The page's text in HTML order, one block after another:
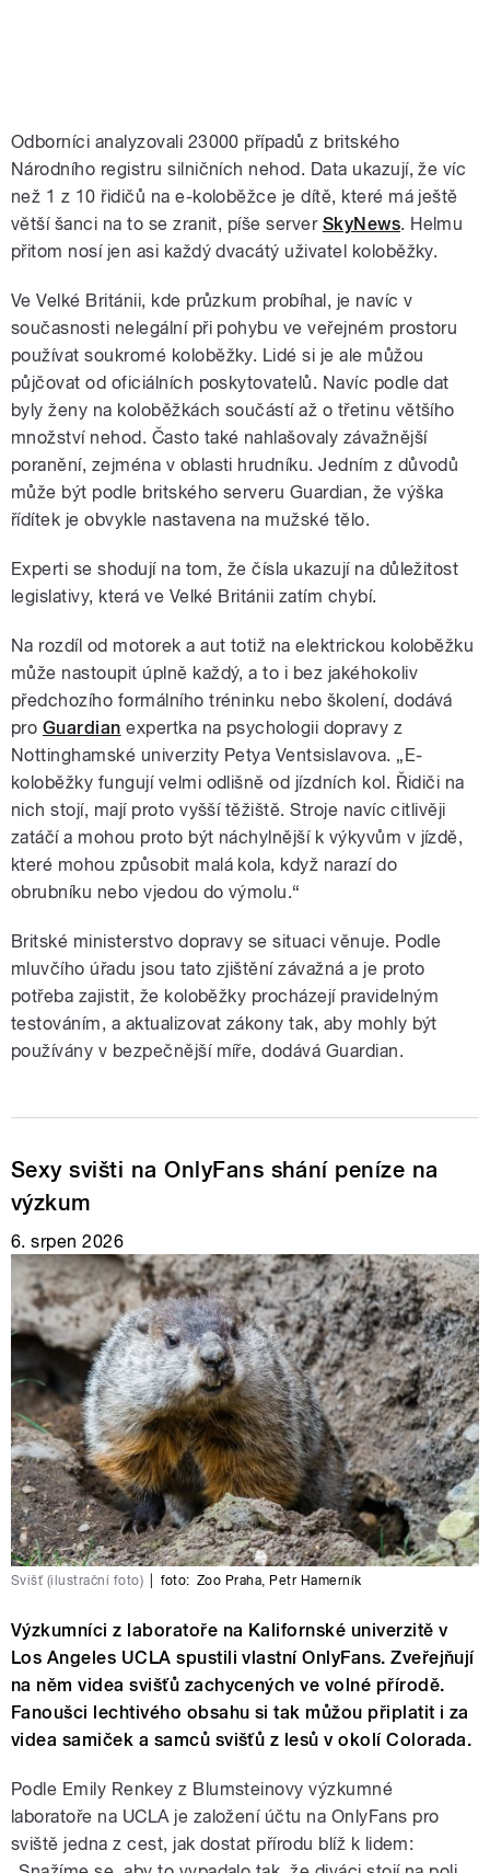
Odborníci analyzovali 23000 případů z britského
Národního registru silničních nehod. Data ukazují, že víc
než 1 z 10 řidičů na e-koloběžce je dítě, které má ještě
větší šanci na to se zranit, píše server SkyNews. Helmu
přitom nosí jen asi každý dvacátý uživatel koloběžky.
Ve Velké Británii, kde průzkum probíhal, je navíc v
současnosti nelegální při pohybu ve veřejném prostoru
používat soukromé koloběžky. Lidé si je ale můžou
půjčovat od oficiálních poskytovatelů. Navíc podle dat
byly ženy na koloběžkách součástí až o třetinu většího
množství nehod. Často také nahlašovaly závažnější
poranění, zejména v oblasti hrudníku. Jedním z důvodů
může být podle britského serveru Guardian, že výška
řídítek je obvykle nastavena na mužské tělo.
Experti se shodují na tom, že čísla ukazují na důležitost
legislativy, která ve Velké Británii zatím chybí.
Na rozdíl od motorek a aut totiž na elektrickou koloběžku
může nastoupit úplně každý, a to i bez jakéhokoliv
předchozího formálního tréninku nebo školení, dodává
pro Guardian expertka na psychologii dopravy z
Nottinghamské univerzity Petya Ventsislavova. „E-
koloběžky fungují velmi odlišně od jízdních kol. Řidiči na
nich stojí, mají proto vyšší těžiště. Stroje navíc citlivěji
zatáčí a mohou proto být náchylnější k výkyvům v jízdě,
které mohou způsobit malá kola, když narazí do
obrubníku nebo vjedou do výmolu.“
Britské ministerstvo dopravy se situaci věnuje. Podle
mluvčího úřadu jsou tato zjištění závažná a je proto
potřeba zajistit, že koloběžky procházejí pravidelným
testováním, a aktualizovat zákony tak, aby mohly být
používány v bezpečnější míře, dodává Guardian.
Sexy svišti na OnlyFans shání peníze na
výzkum
6. srpen 2026
Svišť (ilustrační foto) foto: Zoo Praha, Petr Hamerník
Výzkumníci z laboratoře na Kalifornské univerzitě v
Los Angeles UCLA spustili vlastní OnlyFans. Zveřejňují
na něm videa svišťů zachycených ve volné přírodě.
Fanoušci lechtivého obsahu si tak můžou připlatit i za
videa samiček a samců svišťů z lesů v okolí Colorada.
Podle Emily Renkey z Blumsteinovy výzkumné
laboratoře na UCLA je založení účtu na OnlyFans pro
sviště jedna z cest, jak dostat přírodu blíž k lidem: